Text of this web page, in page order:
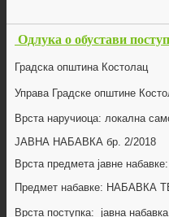
Одлука о обустави
Градска општина Костолац
Управа Градске општине
Врста наручиоца: локална
ЈАВНА НАБАВКА бр. 2/2018
Врста предмета јавне
Предмет набавке: НАБАВКА
Врста поступка: јавна